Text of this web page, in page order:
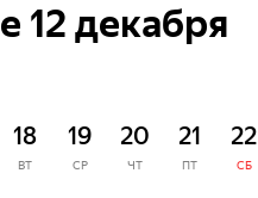
12 декабря
18
ВТ
19
СР
20
ЧТ
21
ПТ
22
СБ